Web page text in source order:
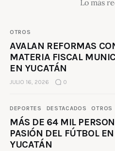
Lo más
OTROS
AVALAN REFORMAS
MATERIA FISCAL
EN YUCATÁN
JULIO 16, 2026 0
DEPORTES DESTACADOS OTROS
MÁS DE 64 MIL
PASIÓN DEL FÚTBOL
YUCATÁN